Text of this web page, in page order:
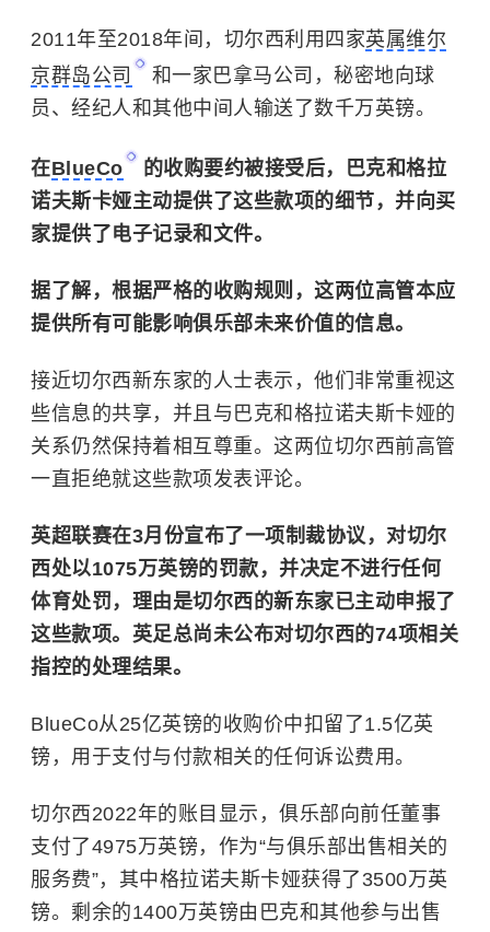
2011年至2018年间，切尔西利用四家英属维尔
京群岛公司
和一家巴拿马公司，秘密地向球
员、经纪人和其他中间人输送了数千万英镑。
在BlueCo
的收购要约被接受后，巴克和格拉
诺夫斯卡娅主动提供了这些款项的细节，并向买
家提供了电子记录和文件。
据了解，根据严格的收购规则，这两位高管本应
提供所有可能影响俱乐部未来价值的信息。
接近切尔西新东家的人士表示，他们非常重视这
些信息的共享，并且与巴克和格拉诺夫斯卡娅的
关系仍然保持着相互尊重。这两位切尔西前高管
一直拒绝就这些款项发表评论。
英超联赛在3月份宣布了一项制裁协议，对切尔
西处以1075万英镑的罚款，并决定不进行任何
体育处罚，理由是切尔西的新东家已主动申报了
这些款项。英足总尚未公布对切尔西的74项相关
指控的处理结果。
BlueCo从25亿英镑的收购价中扣留了1.5亿英
镑，用于支付与付款相关的任何诉讼费用。
切尔西2022年的账目显示，俱乐部向前任董事
支付了4975万英镑，作为“与俱乐部出售相关的
服务费”，其中格拉诺夫斯卡娅获得了3500万英
镑。剩余的1400万英镑由巴克和其他参与出售